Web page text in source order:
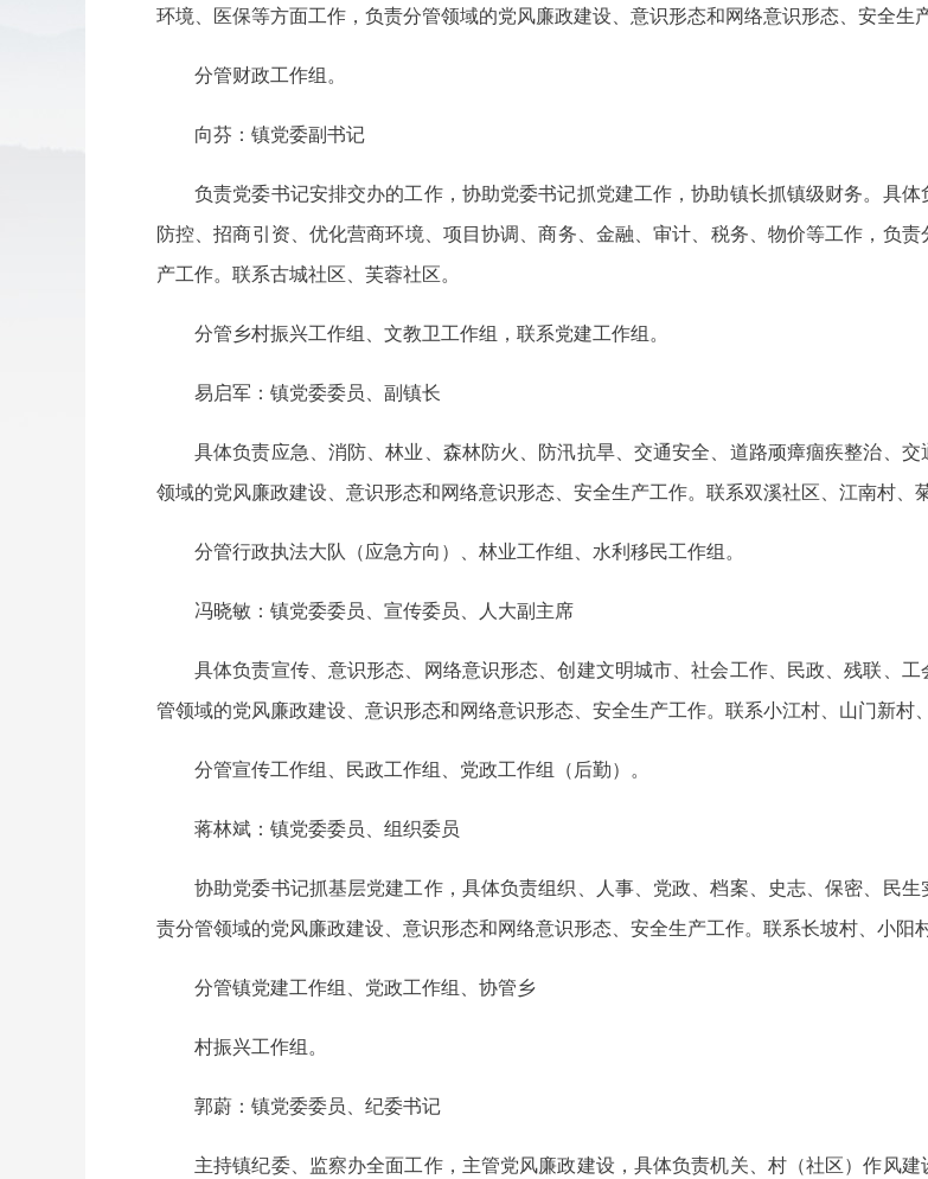
环境、医保等方面工作，负责分管领域的党风廉政建设、意识形态和网络意识形态、安全生
分管财政工作组。
向芬：镇党委副书记
负责党委书记安排交办的工作，协助党委书记抓党建工作，协助镇长抓镇级财务。具
防控、招商引资、优化营商环境、项目协调、商务、金融、审计、税务、物价等工作，负
产工作。联系古城社区、芙蓉社区。
分管乡村振兴工作组、文教卫工作组，联系党建工作组。
易启军：镇党委委员、副镇长
具体负责应急、消防、林业、森林防火、防汛抗旱、交通安全、道路顽瘴痼疾整治、
领域的党风廉政建设、意识形态和网络意识形态、安全生产工作。联系双溪社区、江南村、菊
分管行政执法大队（应急方向）、林业工作组、水利移民工作组。
冯晓敏：镇党委委员、宣传委员、人大副主席
具体负责宣传、意识形态、网络意识形态、创建文明城市、社会工作、民政、残联、
管领域的党风廉政建设、意识形态和网络意识形态、安全生产工作。联系小江村、山门新村
分管宣传工作组、民政工作组、党政工作组（后勤）。
蒋林斌：镇党委委员、组织委员
协助党委书记抓基层党建工作，具体负责组织、人事、党政、档案、史志、保密、民
责分管领域的党风廉政建设、意识形态和网络意识形态、安全生产工作。联系长坡村、小阳
分管镇党建工作组、党政工作组、协管乡
村振兴工作组。
郭蔚：镇党委委员、纪委书记
主持镇纪委、监察办全面工作，主管党风廉政建设，具体负责机关、村（社区）作风